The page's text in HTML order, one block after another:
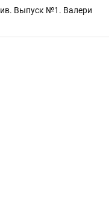
Выпуск №1. Валери